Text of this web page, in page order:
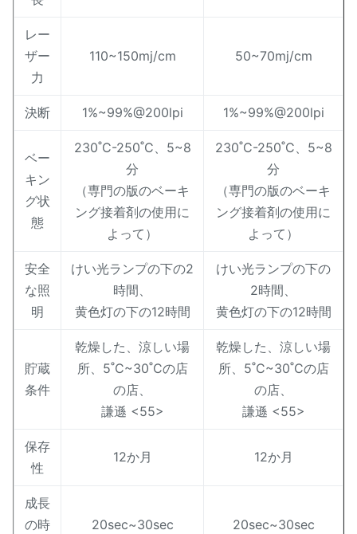
レー
ザー
力
110~150mj/cm 50~70mj/cm
決断 1%~99%@200lpi 1%~99%@200lpi
ベー
キン
グ状
態
230˚C-250˚C、5~8
分
（専門の版のベーキ
ング接着剤の使用に
よって）
230˚C-250˚C、5~8
分
（専門の版のベーキ
ング接着剤の使用に
よって）
安全
な照
明
けい光ランプの下の2
時間、
黄色灯の下の12時間
けい光ランプの下の
2時間、
黄色灯の下の12時間
貯蔵
条件
乾燥した、涼しい場
所、5˚C~30˚Cの店
の店、
謙遜 <55>
乾燥した、涼しい場
所、5˚C~30˚Cの店
の店、
謙遜 <55>
保存
性
12か月 12か月
成長
の時
20sec~30sec 20sec~30sec